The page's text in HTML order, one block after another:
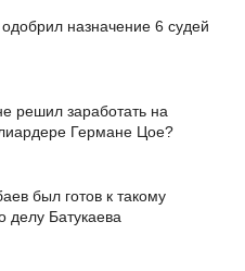
назначение 6 судей
решил заработать на
Германе Цое?
был готов к такому
делу Батукаева